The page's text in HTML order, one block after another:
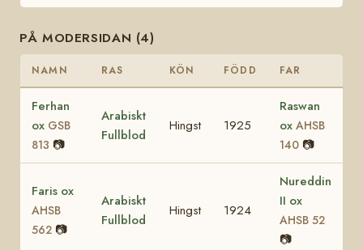
PÅ MODERSIDAN (4)
NAMN RAS KÖN FÖDD FAR
Ferhan
ox GSB
813 📷
Arabiskt
Fullblod
Hingst 1925
Raswan
ox AHSB
140 📷
Faris ox
AHSB
562 📷
Arabiskt
Fullblod
Hingst 1924
Nureddin
II ox
AHSB 52
📷